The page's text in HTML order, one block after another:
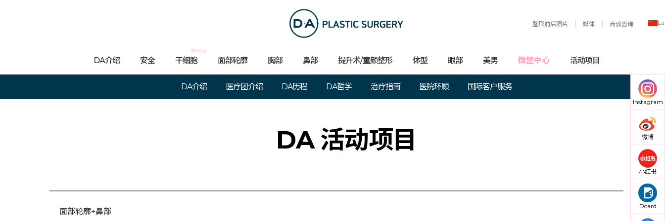
整形前后照片 媒体 商谈咨询
DA介绍 安全 干细胞
🔥HOT
面部轮廓 胸部 鼻部 提升术/童颜整形 体型 眼部 美男 微整中心 活动项目
DA介绍 医疗团介绍 DA历程 DA哲学 治疗指南 医院环顾 国际客户服务
DA 活动项目
面部轮廓+鼻部
Instagram
微博
小红书
Dcard